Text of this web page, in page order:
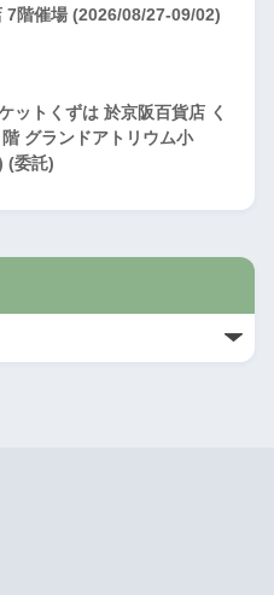
7階催場 (2026/08/27-09/02)
ットくずは 於京阪百貨店 く
グランドアトリウム小
(委託)